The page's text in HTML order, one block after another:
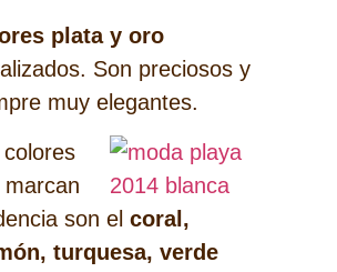
plata y oro
Son preciosos y
muy elegantes.
colores
marcan
son el coral,
turquesa, verde